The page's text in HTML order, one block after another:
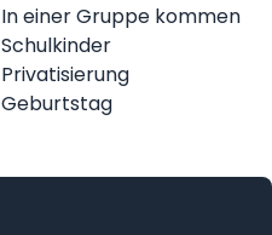
In einer Gruppe kommen
Schulkinder
Privatisierung
Geburtstag